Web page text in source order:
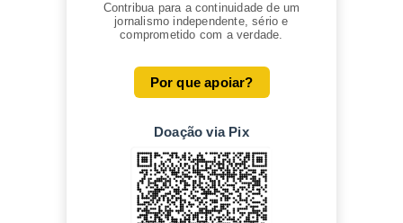
Contribua para a continuidade de um
jornalismo independente, sério e
comprometido com a verdade.
Por que apoiar?
Doação via Pix